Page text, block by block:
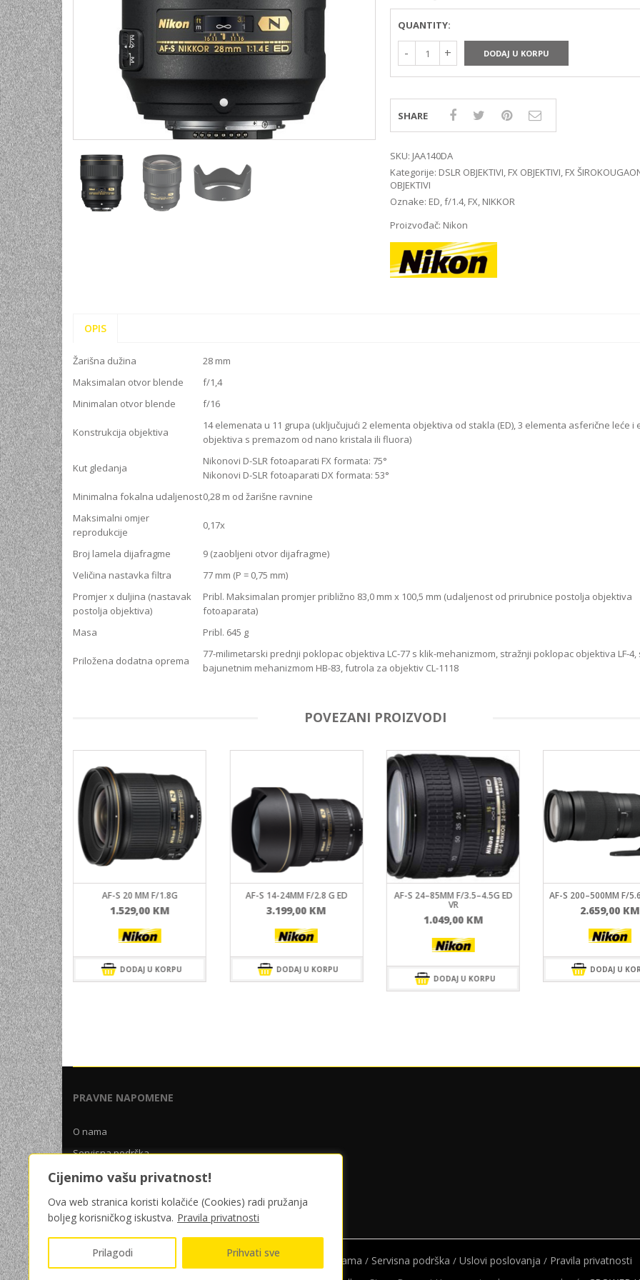
Cijenimo vašu privatnost!
Ova web stranica koristi kolačiće (Cookies) radi pružanja
boljeg korisničkog iskustva. Pravila privatnosti
Prilagodi Prihvati sve
MIRRORLES TRAŽILA
MIRRORLES ADAPTERI
DSLR REMENI ZA
UNIVERZALNE BATERIJE
ODRŽAVANJE
SPORTSKA OPTIKA
VIDEO KAMERE I OPREMA
MOBILNI UREĐAJI
QUANTITY:
DODAJ U KORPU
SHARE
SKU: JAA140DA
Kategorije: DSLR OBJEKTIVI, FX OBJEKTIVI, FX
OBJEKTIVI
Oznake: ED,f/1.4, FX, NIKKOR
Proizvođač: Nikon
OPIS
Žarišna dužina
28 mm
Maksimalan otvor blende
f/1,4
Minimalan otvor blende
f/16
Konstrukcija objektiva
14 elemenata u 11 grupa (uključujući 2 elementa objektiva od stakla (ED), 3 elementa asferične leće i
objektiva s premazom od nano kristala ili fluora)
Kut gledanja
Nikonovi D-SLR fotoaparati FX formata: 75°
Nikonovi D-SLR fotoaparati DX formata: 53°
Minimalna fokalna udaljenost0,28 m od žarišne ravnine
Maksimalni omjer
reprodukcije
0,17x
Broj lamela dijafragme
9 (zaobljeni otvor dijafragme)
Veličina nastavka filtra
77 mm (P = 0,75 mm)
Promjer x duljina (nastavak
postolja objektiva)
Pribl. Maksimalan promjer približno 83,0 mm x 100,5 mm (udaljenost od prirubnice postolja objektiva
fotoaparata)
Masa
Pribl. 645 g
Priložena dodatna oprema
77-milimetarski prednji poklopac objektiva LC-77 s klik-mehanizmom, stražnji poklopac objektiva LF-4,
bajunetnim mehanizmom HB-83, futrola za objektiv CL-1118
POVEZANI PROIZVODI
ED VR AF-S 20 MM F/1.8G
1.529,00 KM
DODAJ U KORPU
AF-S 14-24MM F/2.8 G ED
3.199,00 KM
DODAJ U KORPU
AF-S 24–85MM F/3.5–4.5G ED
VR
1.049,00 KM
DODAJ U KORPU
AF-S 200–500MM F/
2.659,00 KM
DODAJ U
PRAVNE NAPOMENE
O nama
Servisna podrška
Uslovi poslovanja
Pravila privatnosti
O nama Servisna podrška Uslovi poslovanja
Pravila privatnosti